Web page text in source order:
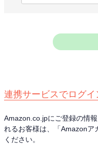
連携サービスでログ
Amazon.co.jpにご登録の情
れるお客様は、「Amazonア
ください。